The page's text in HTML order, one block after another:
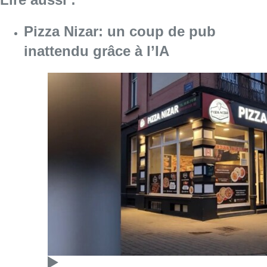
Pizza Nizar: un coup de pub
inattendu grâce à l’IA